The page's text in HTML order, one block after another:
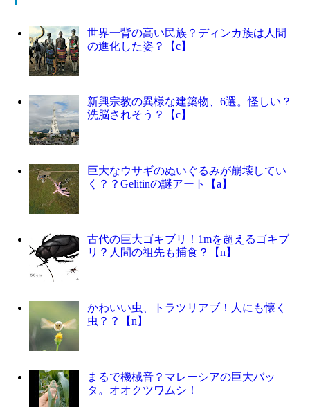
世界一背の高い民族？ディンカ族は人間
の進化した姿？【c】
新興宗教の異様な建築物、6選。怪しい？
洗脳されそう？【c】
巨大なウサギのぬいぐるみが崩壊してい
く？？Gelitinの謎アート【a】
古代の巨大ゴキブリ！1mを超えるゴキブ
リ？人間の祖先も捕食？【n】
かわいい虫、トラツリアブ！人にも懐く
虫？？【n】
まるで機械音？マレーシアの巨大バッ
タ。オオクツワムシ！